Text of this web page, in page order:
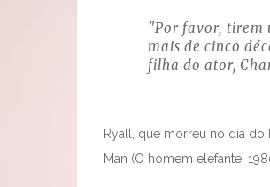
"Por favor, tirem
mais de cinco
filha do ator,
Ryall, que morreu no dia do
Man (O homem elefante,